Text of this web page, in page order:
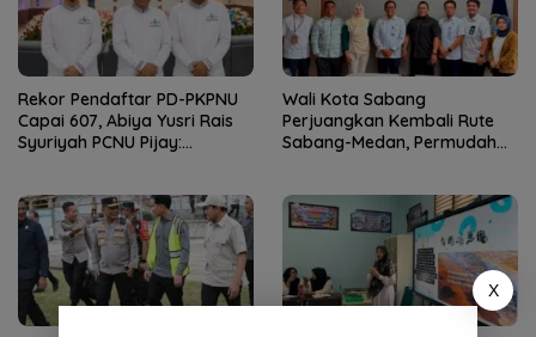
Rekor Pendaftar PD-PKPNU
Capai 607, Abiya Yusri Rais
Syuriyah PCNU Pijay:
Wali Kota Sabang
Perjuangkan Kembali Rute
Sabang-Medan, Permudah
X